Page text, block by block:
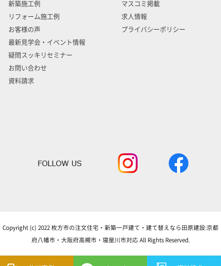
新築施工例
リフォーム施工例
お客様の声
最新見学会・イベント情報
疑問スッキリセミナー
お問い合わせ
資料請求
マスコミ掲載
求人情報
プライバシーポリシー
Copyright (c) 2022 枚方市の注文住宅・新築一戸建て・建て替えなら田原建設:京都
府八幡市・大阪府高槻市・寝屋川市対応 All Rights Reserved.